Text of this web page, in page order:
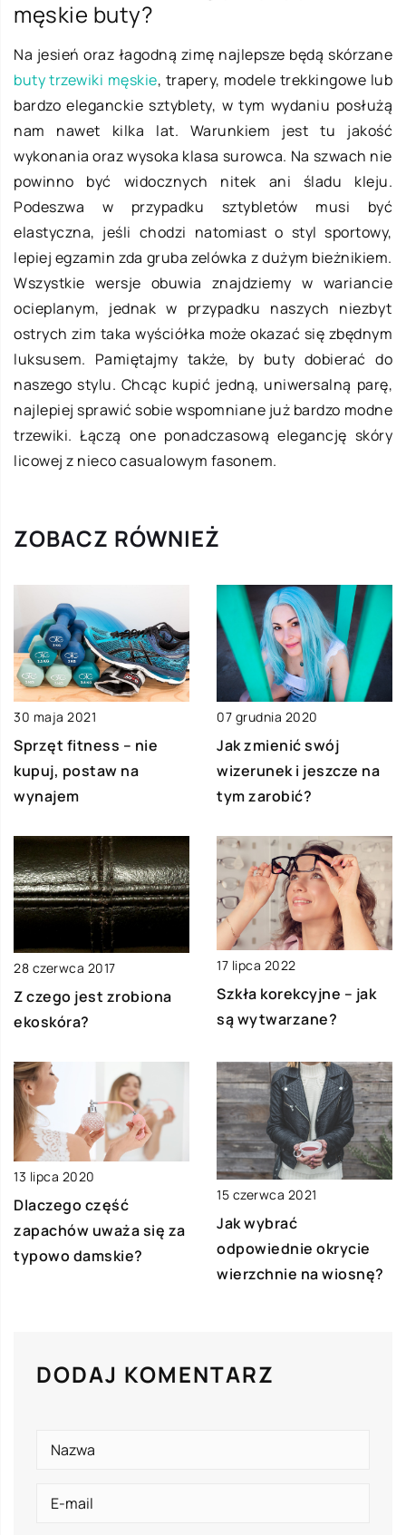
męskie buty?
Na jesień oraz łagodną zimę najlepsze będą skórzane
buty trzewiki męskie, trapery, modele trekkingowe lub
bardzo eleganckie sztyblety, w tym wydaniu posłużą
nam nawet kilka lat. Warunkiem jest tu jakość
wykonania oraz wysoka klasa surowca. Na szwach nie
powinno być widocznych nitek ani śladu kleju.
Podeszwa w przypadku sztybletów musi być
elastyczna, jeśli chodzi natomiast o styl sportowy,
lepiej egzamin zda gruba zelówka z dużym bieżnikiem.
Wszystkie wersje obuwia znajdziemy w wariancie
ocieplanym, jednak w przypadku naszych niezbyt
ostrych zim taka wyściółka może okazać się zbędnym
luksusem. Pamiętajmy także, by buty dobierać do
naszego stylu. Chcąc kupić jedną, uniwersalną parę,
najlepiej sprawić sobie wspomniane już bardzo modne
trzewiki. Łączą one ponadczasową elegancję skóry
licowej z nieco casualowym fasonem.
ZOBACZ RÓWNIEŻ
30 maja 2021
Sprzęt fitness – nie
kupuj, postaw na
wynajem
07 grudnia 2020
Jak zmienić swój
wizerunek i jeszcze na
tym zarobić?
28 czerwca 2017
Z czego jest zrobiona
ekoskóra?
17 lipca 2022
Szkła korekcyjne – jak
są wytwarzane?
13 lipca 2020
Dlaczego część
zapachów uważa się za
typowo damskie?
15 czerwca 2021
Jak wybrać
odpowiednie okrycie
wierzchnie na wiosnę?
DODAJ KOMENTARZ